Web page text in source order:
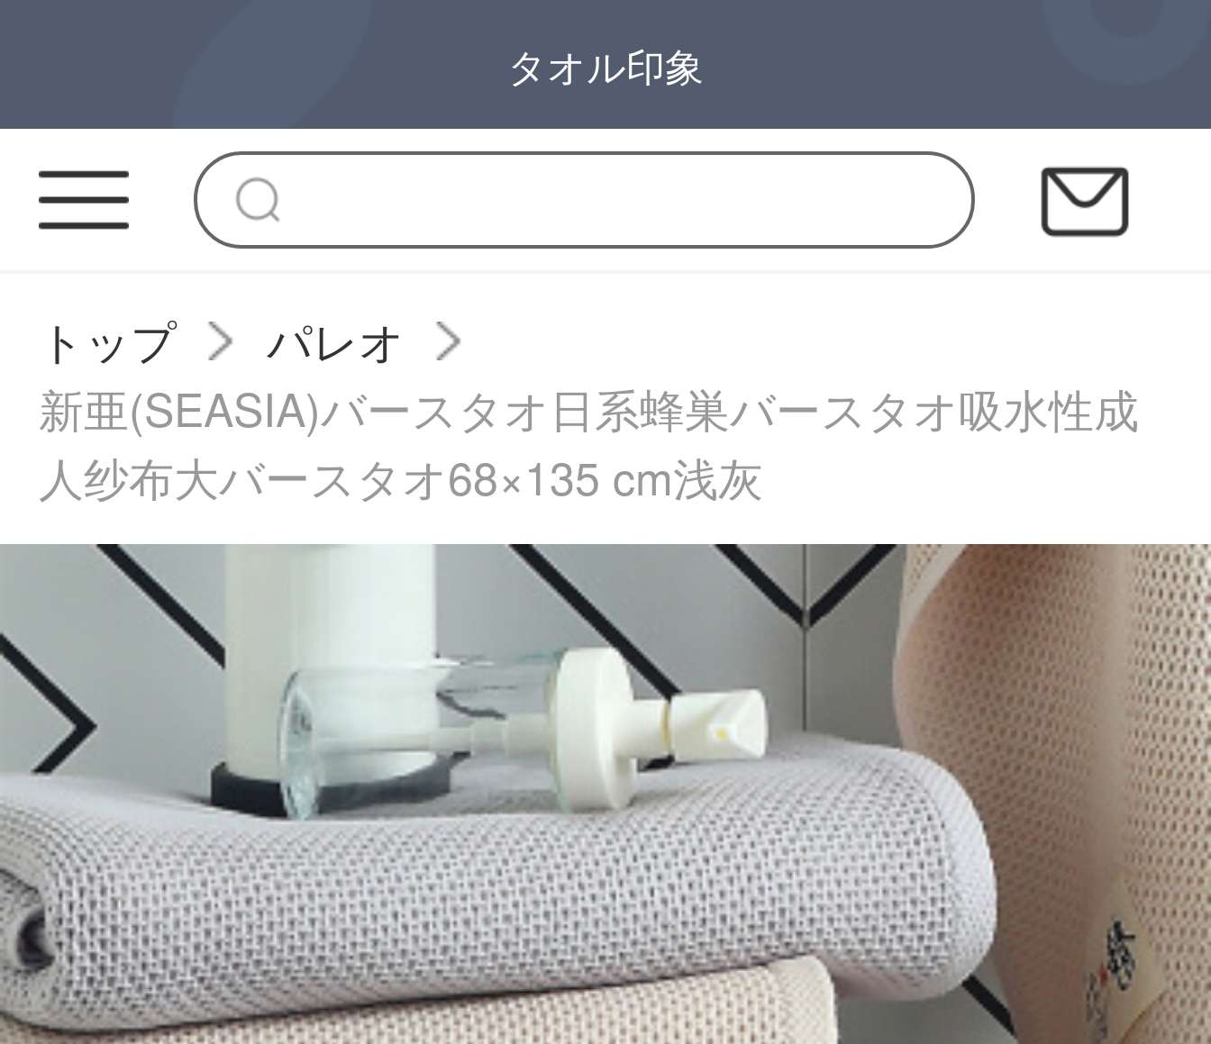
タオル印象
トップ
パレオ
新亜(SEASIA)バースタオ日系蜂巣バースタオ吸水性成
人纱布大バースタオ68×135 cm浅灰